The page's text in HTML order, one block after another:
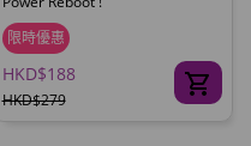
限時優惠
HKD$188
HKD$279